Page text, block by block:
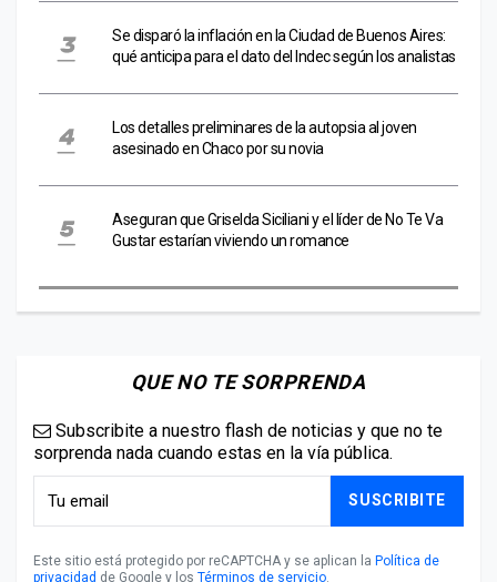
Se disparó la inflación en la Ciudad de Buenos Aires:
qué anticipa para el dato del Indec según los analistas
Los detalles preliminares de la autopsia al joven
asesinado en Chaco por su novia
Aseguran que Griselda Siciliani y el líder de No Te Va
Gustar estarían viviendo un romance
QUE NO TE SORPRENDA
Subscribite a nuestro flash de noticias y que no te
sorprenda nada cuando estas en la vía pública.
SUSCRIBITE
Este sitio está protegido por reCAPTCHA y se aplican la Política de
privacidad de Google y los Términos de servicio.